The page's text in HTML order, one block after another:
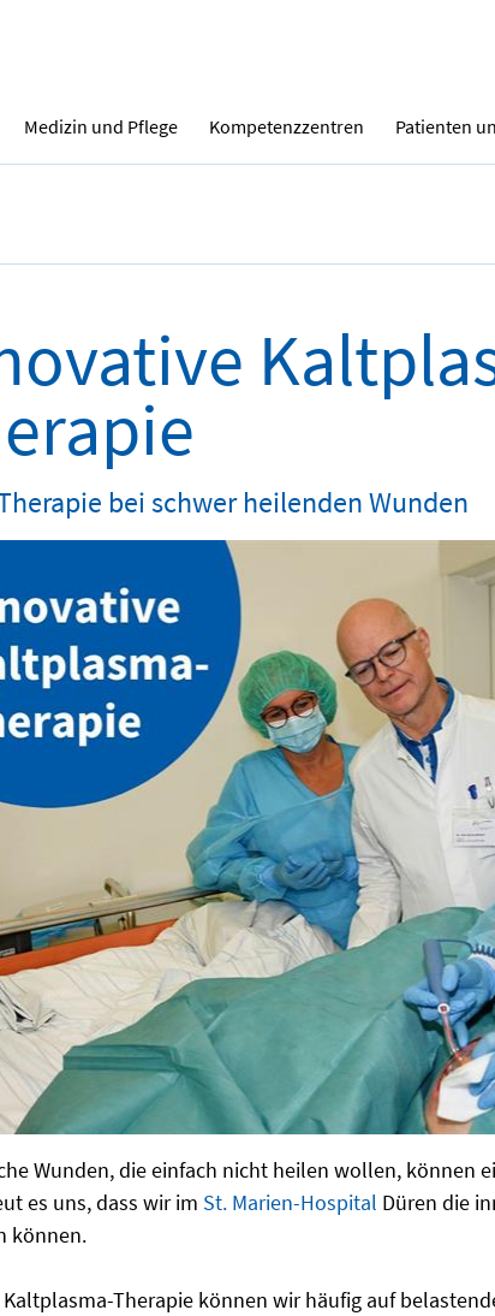
Medizin und Pflege Kompetenzzentren Patienten
bei schwer heilenden Wunden
Wunden, die einfach nicht heilen wollen, können
es uns, dass wir im St. Marien-Hospital Düren die
können.
Kaltplasma-Therapie können wir häufig auf